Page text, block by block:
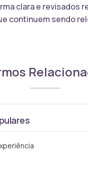
clara e revisados
continuem sendo